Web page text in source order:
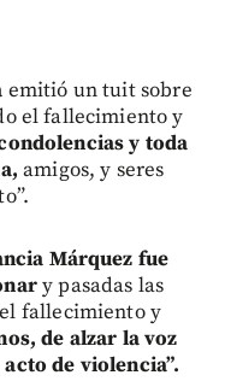
emitió un tuit sobre
el fallecimiento y
y toda
amigos, y seres
Márquez fue
y pasadas las
fallecimiento y
de alzar la voz
de violencia”.